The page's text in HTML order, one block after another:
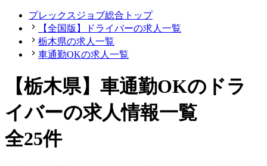
プレックスジョブ総合トップ
【全国版】ドライバーの求人一覧
栃木県の求人一覧
車通勤OKの求人一覧
【栃木県】車通勤OKのドラ
イバーの求人情報一覧
全25件